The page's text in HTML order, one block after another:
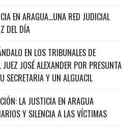
EN ARAGUA…UNA RED JUDICIAL
DEL DÍA
EN LOS TRIBUNALES DE
JOSÉ ALEXANDER POR PRESUNTA
SECRETARIA Y UN ALGUACIL
LA JUSTICIA EN ARAGUA
Y SILENCIA A LAS VÍCTIMAS